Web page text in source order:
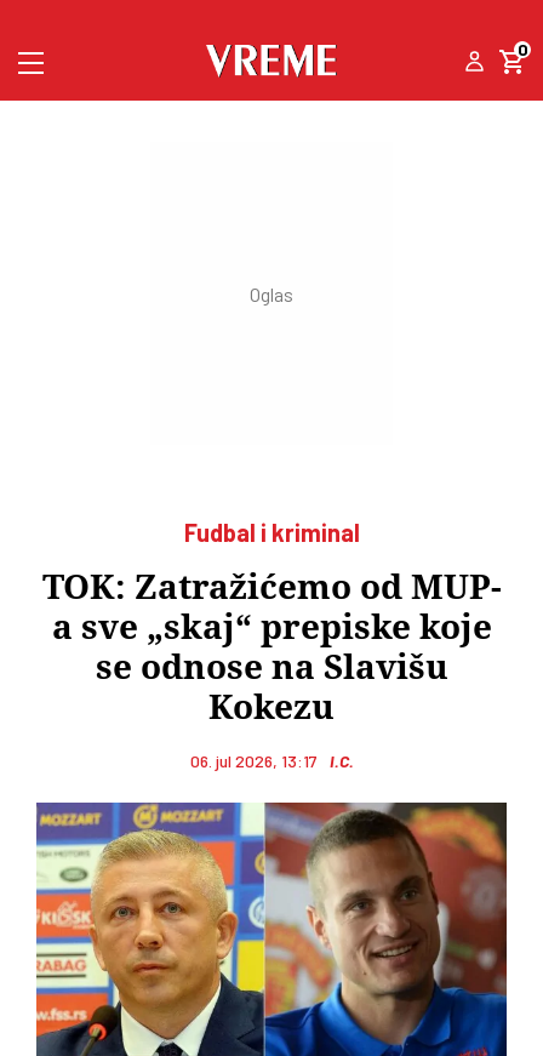
0
Fudbal i kriminal
TOK: Zatražićemo od MUP-
a sve „skaj“ prepiske koje
se odnose na Slavišu
Kokezu
06. jul 2026, 13:17 I.C.